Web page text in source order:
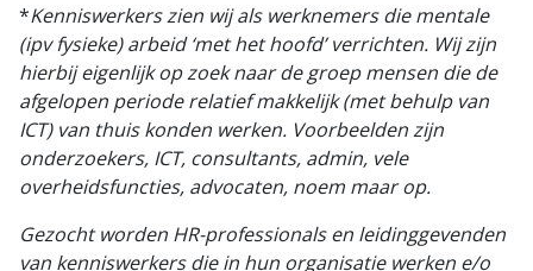
*Kenniswerkers zien wij als werknemers die mentale
(ipv fysieke) arbeid ‘met het hoofd’ verrichten. Wij zijn
hierbij eigenlijk op zoek naar de groep mensen die de
afgelopen periode relatief makkelijk (met behulp van
ICT) van thuis konden werken. Voorbeelden zijn
onderzoekers, ICT, consultants, admin, vele
overheidsfuncties, advocaten, noem maar op.
Gezocht worden HR-professionals en leidinggevenden
van kenniswerkers die in hun organisatie werken e/o